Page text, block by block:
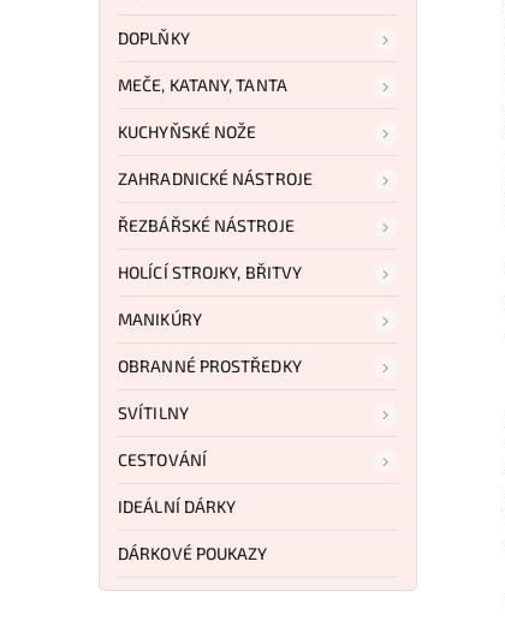
DOPLŇKY
MEČE, KATANY, TANTA
KUCHYŇSKÉ NOŽE
ZAHRADNICKÉ NÁSTROJE
ŘEZBÁŘSKÉ NÁSTROJE
HOLÍCÍ STROJKY, BŘITVY
MANIKÚRY
OBRANNÉ PROSTŘEDKY
SVÍTILNY
CESTOVÁNÍ
IDEÁLNÍ DÁRKY
DÁRKOVÉ POUKAZY